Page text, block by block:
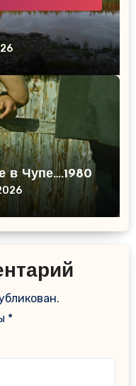
в Чупе….1980
*